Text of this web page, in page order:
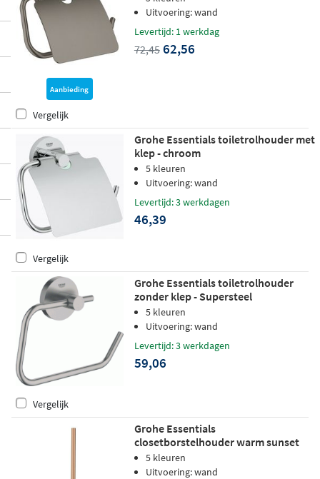
Aanbieding
Uitvoering: wand
Levertijd: 1 werkdag
72,45 62,56
Vergelijk
Grohe Essentials toiletrolhouder met
klep - chroom
5 kleuren
Uitvoering: wand
Levertijd: 3 werkdagen
46,39
Vergelijk
Grohe Essentials toiletrolhouder
zonder klep - Supersteel
5 kleuren
Uitvoering: wand
Levertijd: 3 werkdagen
59,06
Vergelijk
Grohe Essentials
closetborstelhouder warm sunset
geborsteld
5 kleuren
Uitvoering: wand